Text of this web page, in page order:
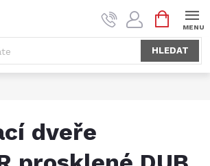
HLEDAT
NÁKUPNÍ
KOŠÍK
dveře